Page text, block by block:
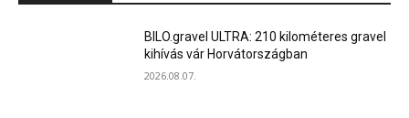
BILO.gravel ULTRA: 210 kilométeres gravel
kihívás vár Horvátországban
2026.08.07.